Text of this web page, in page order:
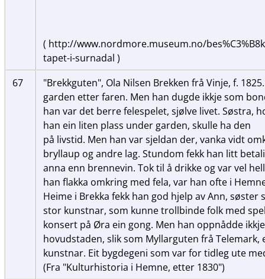
( http://www.nordmore.museum.no/
tapet-i-surnadal )
67
"Brekkguten", Ola Nilsen Brekken frå Vinje, f.
garden etter faren. Men han dugde ikkje som
han var det berre felespelet, sjølve livet. Søstra,
han ein liten plass under garden, skulle ha den
på livstid. Men han var sjeldan der, vanka vidt
bryllaup og andre lag. Stundom fekk han litt
anna enn brennevin. Tok til å drikke og var vel
han flakka omkring med fela, var han ofte i
Heime i Brekka fekk han god hjelp av Ann,
stor kunstnar, som kunne trollbinde folk med
konsert på Øra ein gong. Men han oppnådde
hovudstaden, slik som Myllarguten frå Telemark,
kunstnar. Eit bygdegeni som var for tidleg ute
(Fra "Kulturhistoria i Hemne, etter 1830")